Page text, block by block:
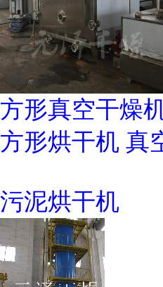
方形真空干燥
方形烘干机 真
污泥烘干机